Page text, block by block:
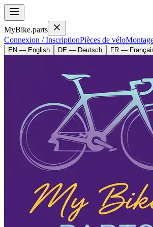
MyBike.parts
Connexion / InscriptionPièces de vélo
EN — English DE — Deutsch FR —